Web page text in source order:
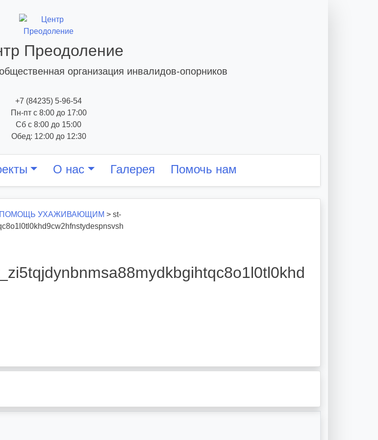
Преодоление
организация инвалидов-опорников
+7 (84235) 5-96-54
Пн-пт с 8:00 до 17:00
Сб с 8:00 до 15:00
Обед: 12:00 до 12:30
О нас Галерея Помочь нам
ПОМОЩЬ УХАЖИВАЮЩИМ > st-